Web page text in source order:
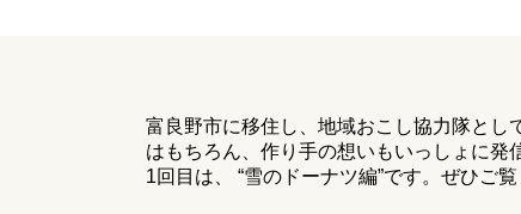
富良野市に移住し、地域おこし協力隊とし
はもちろん、作り手の想いもいっしょに発
1回目は、 “雪のドーナツ編”です。ぜひご覧